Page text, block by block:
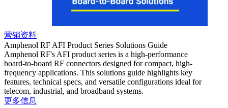
营销资料
Amphenol RF AFI Product Series Solutions Guide
Amphenol RF's AFI product series is a high-performance
board-to-board RF connectors designed for compact, high-
frequency applications. This solutions guide highlights key
features, technical specs, and versatile configurations ideal for
telecom, industrial, and broadband systems.
更多信息